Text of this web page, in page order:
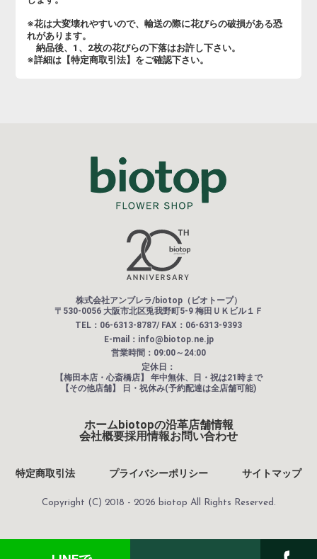
※花は大変壊れやすいので、輸送の際に花びらの破損がある恐
れがあります。
納品後、1、2枚の花びらの下落はお許し下さい。
※詳細は【特定商取引法】をご確認下さい。
株式会社アンブレラ/biotop（ビオトープ）
〒530-0056 大阪市北区兎我野町5-9 梅田ＵＫビル１Ｆ
TEL：06-6313-8787/ FAX：06-6313-9393
E-mail：info@biotop.ne.jp
営業時間：09:00～24:00
定休日：
【梅田本店・心斎橋店】 年中無休、日・祝は21時まで
【その他店舗】
日・祝休み(予約配達は全店舗可能)
ホームbiotopの沿革店舗情報
会社概要採用情報お問い合わせ
特定商取引法 プライバシーポリシー サイトマップ
Copyright (C) 2018 - 2026 biotop All Rights Reserved.